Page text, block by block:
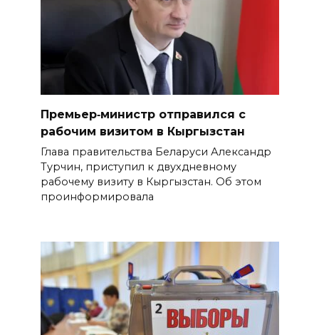
Премьер‑министр отправился с
рабочим визитом в Кыргызстан
Глава правительства Беларуси Александр
Турчин, приступил к двухдневному
рабочему визиту в Кыргызстан. Об этом
проинформировала